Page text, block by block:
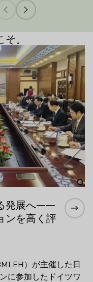
。
発展へ――
ンを高く評
）が主催した日
に参加したドイツワ